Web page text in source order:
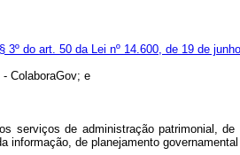
§ 3º do art. 50 da Lei nº 14.600, de 19 de
ColaboraGov; e
serviços de administração patrimonial,
de planejamento